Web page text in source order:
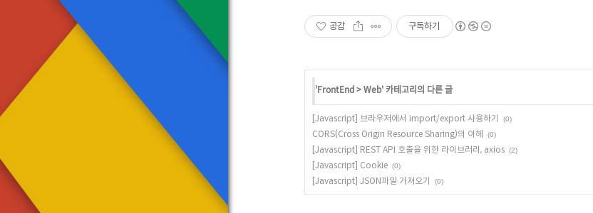
공감 구독하기
'FrontEnd>Web' 카테고리의 다른 글
[Javascript] 브라우저에서 import/export 사용하기 (0)
CORS(Cross Origin Resource Sharing)의 이해 (0)
[Javascript] REST API 호출을 위한 라이브러리, axios (2)
[Javascript] Cookie (0)
[Javascript] JSON파일 가져오기 (0)